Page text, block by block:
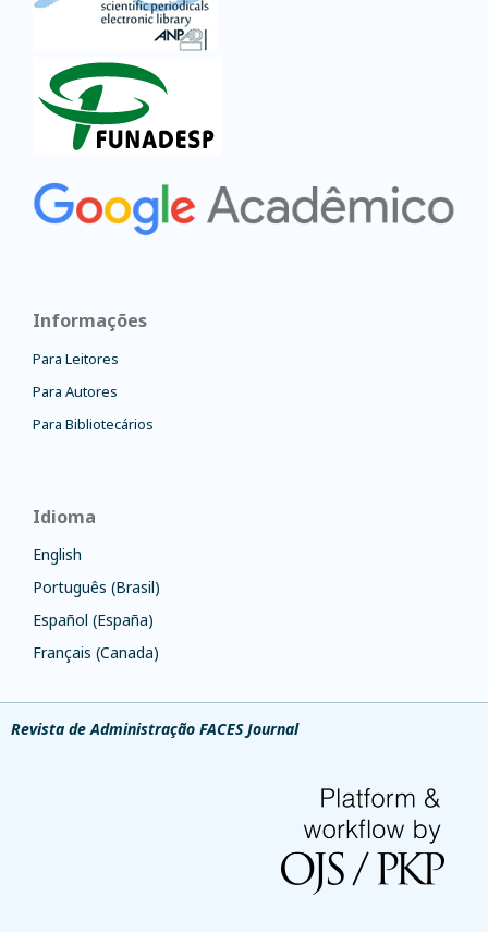
Informações
Para Leitores
Para Autores
Para Bibliotecários
Idioma
English
Português (Brasil)
Español (España)
Français (Canada)
Revista de Administração FACES Journal